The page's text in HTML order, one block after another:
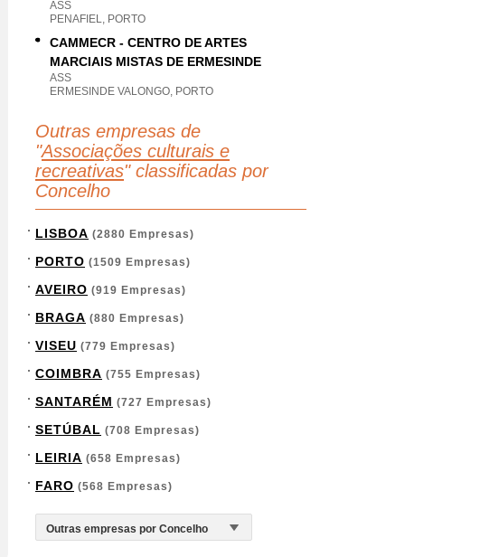
ASS
PENAFIEL, PORTO
CAMMECR - CENTRO DE ARTES
MARCIAIS MISTAS DE ERMESINDE
ASS
ERMESINDE VALONGO, PORTO
Outras empresas de
"Associações culturais e
recreativas" classificadas por
Concelho
LISBOA (2880 Empresas)
PORTO (1509 Empresas)
AVEIRO (919 Empresas)
BRAGA (880 Empresas)
VISEU (779 Empresas)
COIMBRA (755 Empresas)
SANTARÉM (727 Empresas)
SETÚBAL (708 Empresas)
LEIRIA (658 Empresas)
FARO (568 Empresas)